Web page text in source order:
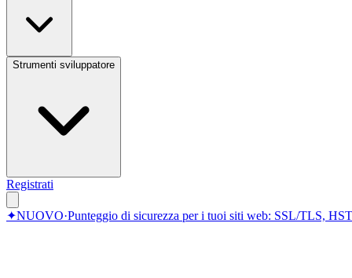
Strumenti sviluppatore
Registrati
✦NUOVO·Punteggio di sicurezza per i tuoi siti web: SSL/TLS,